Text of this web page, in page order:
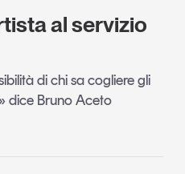
al servizio
di chi sa cogliere gli
dice Bruno Aceto